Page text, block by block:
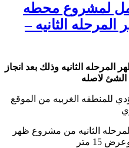
لمشروع محطه
الثانيه –
المرحله الثانيه وذلك بعد انجاز
الشئ لاصله
للمنطقه الغربيه من الموقع
الثانيه من مشروع ظهر